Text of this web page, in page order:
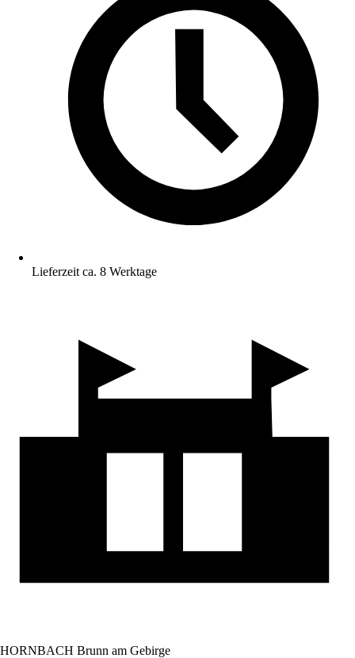
Lieferzeit ca. 8 Werktage
HORNBACH Brunn am Gebirge